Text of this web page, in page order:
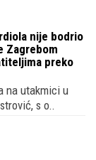
nije bodrio
Zagrebom
preko
na utakmici u
s o..